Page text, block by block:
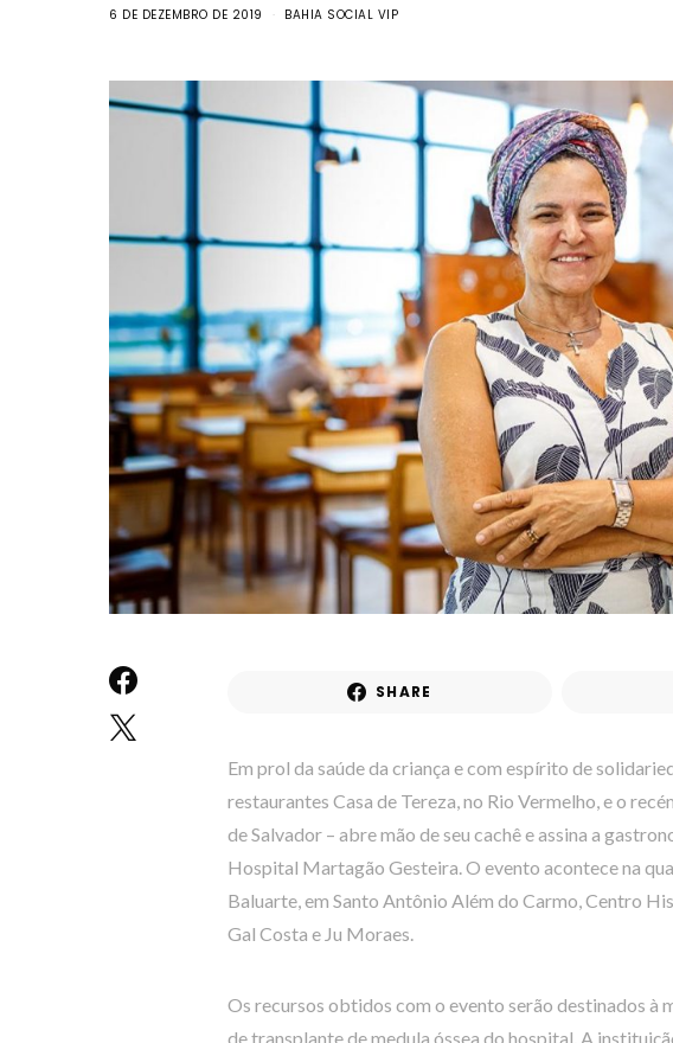
6 DE DEZEMBRO DE 2019 BAHIA SOCIAL VIP
SHARE
Em prol da saúde da criança e com espírito de
restaurantes Casa de Tereza, no Rio Vermelho, e o
de Salvador – abre mão de seu cachê e assina a
Hospital Martagão Gesteira. O evento acontece na
Baluarte, em Santo Antônio Além do Carmo, Centro
Gal Costa e Ju Moraes.
Os recursos obtidos com o evento serão destinados à
de transplante de medula óssea do hospital. A